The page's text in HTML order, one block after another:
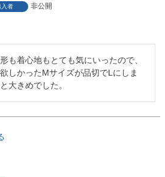
入者
非公開
も着心地もとても気にいったので、
しかったMサイズが品切でLにしま
大きめでした。